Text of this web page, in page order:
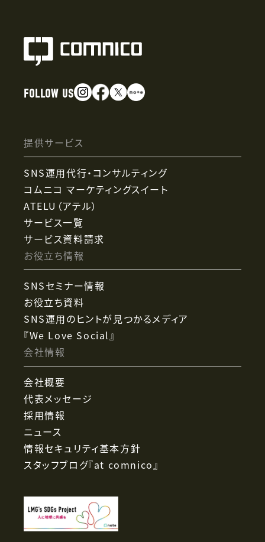
FOLLOW US
提供サービス
SNS運用代行・コンサルティング
コムニコ マーケティングスイート
ATELU（アテル）
サービス一覧
サービス資料請求
お役立ち情報
SNSセミナー情報
お役立ち資料
SNS運用のヒントが見つかるメディア
『We Love Social』
会社情報
会社概要
代表メッセージ
採用情報
ニュース
情報セキュリティ基本方針
スタッフブログ『at comnico』